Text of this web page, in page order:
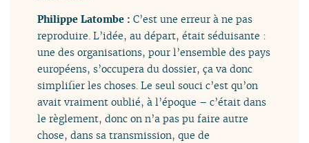
Philippe Latombe :C’est une erreur à ne pas
reproduire. L’idée, au départ, était séduisante :
une des organisations, pour l’ensemble des pays
européens, s’occupera du dossier, ça va donc
simplifier les choses. Le seul souci c’est qu’on
avait vraiment oublié, à l’époque – c’était dans
le règlement, donc on n’a pas pu faire autre
chose, dans sa transmission, que de